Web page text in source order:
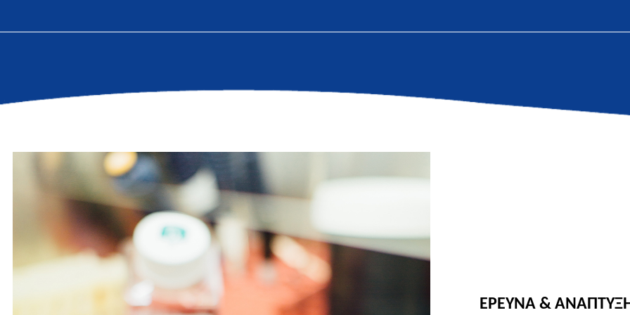
ΕΡΕΥΝΑ &